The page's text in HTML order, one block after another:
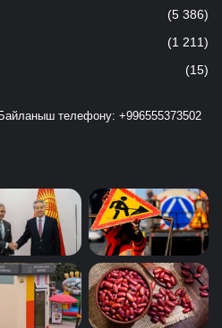
(5 386)
(1 211)
(15)
телефону: +996555373502